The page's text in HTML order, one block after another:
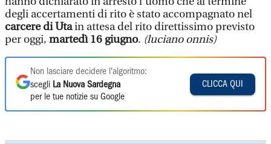
degli accertamenti di rito è stato accompagnato nel
carcere di Utain attesa del rito direttissimo previsto
per oggi, martedì 16 giugno. (luciano onnis)
Non lasciare decidere l'algoritmo:
scegli La Nuova Sardegna
per le tue notizie su Google
CLICCA QUI